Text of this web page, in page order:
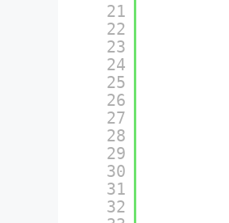
21
22
23
24
25
26
27
28
29
30
31
32